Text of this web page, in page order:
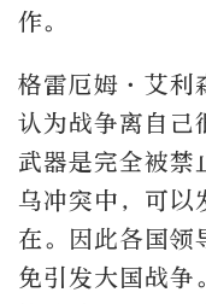
作。
格雷厄姆·艾利
认为战争离自己
武器是完全被禁
乌冲突中，可以
在。因此各国领
免引发大国战争